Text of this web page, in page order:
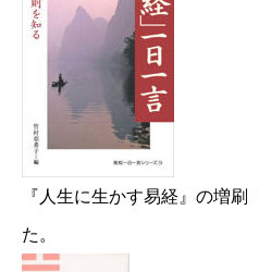
『人生に生かす易経』の増
た。